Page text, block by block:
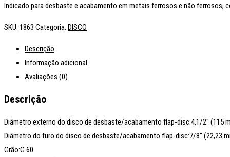
Indicado para desbaste e acabamento em metais ferrosos e não
SKU: 1863 Categoria: DISCO
Descrição
Informação adicional
Avaliações (0)
Descrição
Diâmetro externo do disco de desbaste/acabamento flap-disc:4,1/2″ (115
Diâmetro do furo do disco de desbaste/acabamento flap-disc:7/8″ (22,23
Grão:G 60